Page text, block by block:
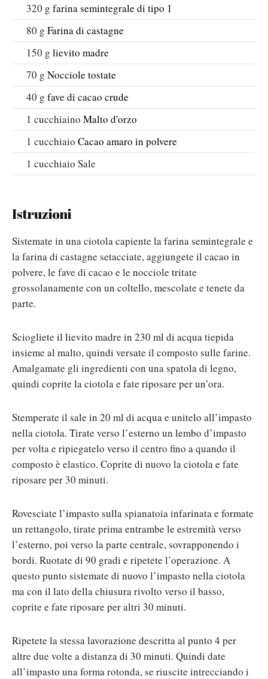
320 g farina semintegrale di tipo 1
80 g Farina di castagne
150 g lievito madre
70 g Nocciole tostate
40 g fave di cacao crude
1 cucchiaino Malto d'orzo
1 cucchiaio Cacao amaro in polvere
1 cucchiaio Sale
Istruzioni
Sistemate in una ciotola capiente la farina semintegrale e
la farina di castagne setacciate, aggiungete il cacao in
polvere, le fave di cacao e le nocciole tritate
grossolanamente con un coltello, mescolate e tenete da
parte.
Sciogliete il lievito madre in 230 ml di acqua tiepida
insieme al malto, quindi versate il composto sulle farine.
Amalgamate gli ingredienti con una spatola di legno,
quindi coprite la ciotola e fate riposare per un’ora.
Stemperate il sale in 20 ml di acqua e unitelo all’impasto
nella ciotola. Tirate verso l’esterno un lembo d’impasto
per volta e ripiegatelo verso il centro fino a quando il
composto è elastico. Coprite di nuovo la ciotola e fate
riposare per 30 minuti.
Rovesciate l’impasto sulla spianatoia infarinata e formate
un rettangolo, tirate prima entrambe le estremità verso
l’esterno, poi verso la parte centrale, sovrapponendo i
bordi. Ruotate di 90 gradi e ripetete l’operazione. A
questo punto sistemate di nuovo l’impasto nella ciotola
ma con il lato della chiusura rivolto verso il basso,
coprite e fate riposare per altri 30 minuti.
Ripetete la stessa lavorazione descritta al punto 4 per
altre due volte a distanza di 30 minuti. Quindi date
all’impasto una forma rotonda, se riuscite intrecciando i